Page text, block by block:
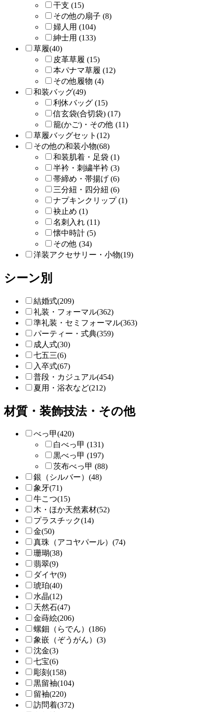
干支 (15)
その他の扇子 (8)
婦人用 (104)
紳士用 (133)
草履(40)
皮革草履 (15)
本パナマ草履 (12)
その他履物 (4)
和装バッグ(49)
利休バッグ (15)
信玄袋(合切袋) (17)
籠(かご)・その他 (11)
草履バッグセット(12)
その他の和装小物(68)
和装肌着・足袋 (1)
半衿・刺繍半衿 (3)
帯締め・帯揚げ (6)
三分紐・四分紐 (6)
ナプキンクリップ (1)
袂止め (1)
名刺入れ (11)
懐中時計 (5)
その他 (34)
洋装アクセサリー・小物(19)
シーン別
結婚式(209)
礼装・フォーマル(362)
準礼装・セミフォーマル(363)
パーティー・式典(359)
成人式(30)
七五三(6)
入卒式(67)
普段・カジュアル(454)
夏用・浴衣など(212)
材質・装飾技法・その他
べっ甲(420)
白べっ甲 (131)
黒べっ甲 (197)
茨布べっ甲 (88)
銀（シルバー）(48)
象牙(71)
牛こつ(15)
木・ほか天然素材(52)
プラスチック(14)
金(50)
真珠（アコヤパール）(74)
珊瑚(38)
翡翠(9)
ダイヤ(9)
琥珀(40)
水晶(12)
天然石(47)
金蒔絵(206)
螺鈿（らでん）(186)
象嵌（ぞうがん）(3)
沈金(3)
七宝(6)
彫刻(158)
黒留袖(104)
留袖(220)
訪問着(372)